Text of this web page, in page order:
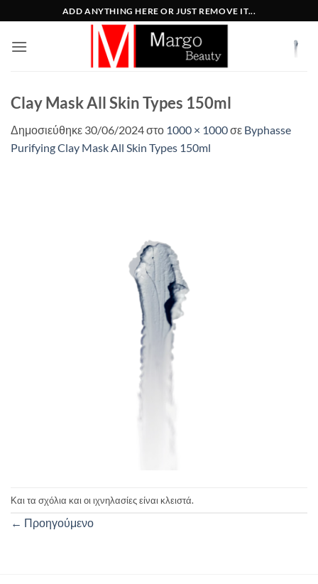
στο
περιεχόμενο
ADD ANYTHING HERE OR JUST REMOVE IT...
Clay Mask All Skin Types 150ml
Δημοσιεύθηκε 30/06/2024στο 1000 × 1000σε Byphasse
Purifying Clay Mask All Skin Types 150ml
Και τα σχόλια και οι ιχνηλασίες είναι κλειστά.
← Προηγούμενο